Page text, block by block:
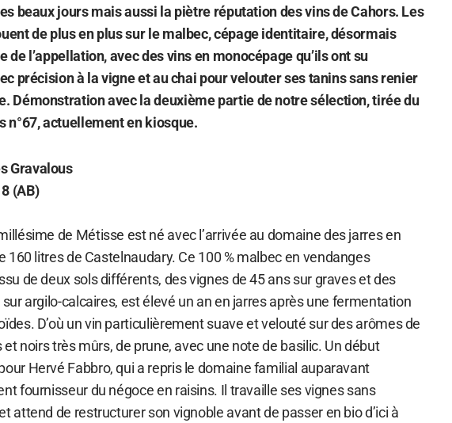
beaux jours mais aussi la piètre réputation des vins de Cahors. Les
de plus en plus sur le malbec, cépage identitaire, désormais
de l’appellation, avec des vins en monocépage qu’ils ont su
précision à la vigne et au chai pour velouter ses tanins sans renier
Démonstration avec la deuxième partie de notre sélection, tirée du
n°67, actuellement en kiosque.
Gravalous
(AB)
de Métisse est né avec l’arrivée au domaine des jarres en
160 litres de Castelnaudary. Ce 100 % malbec en vendanges
de deux sols différents, des vignes de 45 ans sur graves et des
argilo-calcaires, est élevé un an en jarres après une fermentation
D’où un vin particulièrement suave et velouté sur des arômes de
noirs très mûrs, de prune, avec une note de basilic. Un début
Hervé Fabbro, qui a repris le domaine familial auparavant
fournisseur du négoce en raisins. Il travaille ses vignes sans
attend de restructurer son vignoble avant de passer en bio d’ici à